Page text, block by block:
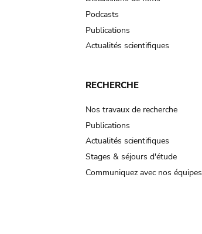
Podcasts
Publications
Actualités scientifiques
RECHERCHE
Nos travaux de recherche
Publications
Actualités scientifiques
Stages & séjours d'étude
Communiquez avec nos équipes